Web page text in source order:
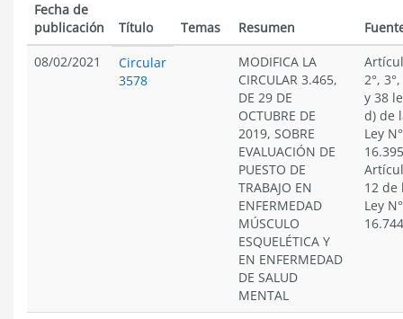
Fecha de
publicación
Título Temas Resumen
08/02/2021
Circular
3578
MODIFICA LA
CIRCULAR 3.465,
DE 29 DE
OCTUBRE DE
2019, SOBRE
EVALUACIÓN DE
PUESTO DE
TRABAJO EN
ENFERMEDAD
MÚSCULO
ESQUELÉTICA Y
EN ENFERMEDAD
DE SALUD
MENTAL
2°,
y 38
d) de
Ley N°
12 de
Ley N°
16.744